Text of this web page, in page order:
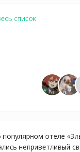
список
популярном отеле
неприветливый